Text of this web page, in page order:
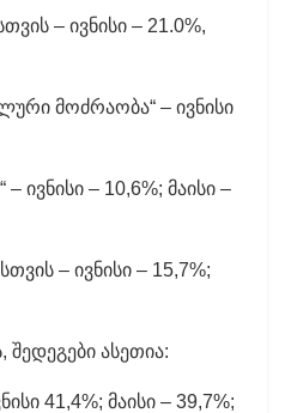
– ივნისი – 21.0%,
მოძრაობა“ – ივნისი
ივნისი – 10,6%; მაისი –
– ივნისი – 15,7%;
შედეგები ასეთია:
41,4%; მაისი – 39,7%;